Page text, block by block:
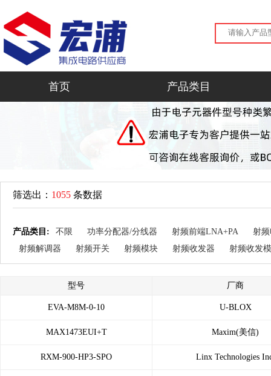
首页 产品类目
筛选出： 1055 条数据
产品类目: 不限 功率分配器/分线器 射频前端LNA+PA
射
射频解调器
射频开关 射频模块 射频收发器 射频收发
型号 厂商
EVA-M8M-0-10 U-BLOX
MAX1473EUI+T Maxim(美信)
RXM-900-HP3-SPO Linx Technologies